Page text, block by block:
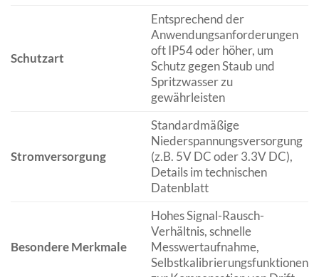
Schutzart
Entsprechend der
Anwendungsanforderungen
oft IP54 oder höher, um
Schutz gegen Staub und
Spritzwasser zu
gewährleisten
Stromversorgung
Standardmäßige
Niederspannungsversorgung
(z.B. 5V DC oder 3.3V DC),
Details im technischen
Datenblatt
Besondere Merkmale
Hohes Signal-Rausch-
Verhältnis, schnelle
Messwertaufnahme,
Selbstkalibrierungsfunktionen